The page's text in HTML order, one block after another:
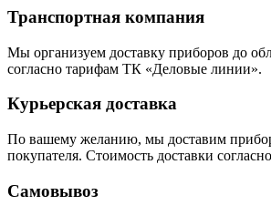
Транспортная компания
Мы организуем доставку приборов до
согласно тарифам ТК «Деловые линии».
Курьерская доставка
По вашему желанию, мы доставим
покупателя. Стоимость доставки
Самовывоз